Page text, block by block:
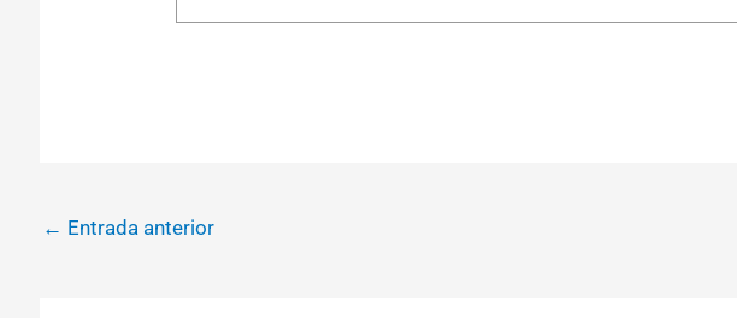
← Entrada anterior